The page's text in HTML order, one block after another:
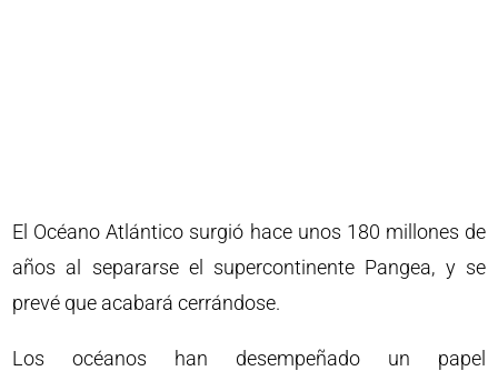
El Océano Atlántico surgió hace unos 180 millones de
años al separarse el supercontinente Pangea, y se
prevé que acabará cerrándose.
Los océanos han desempeñado un papel